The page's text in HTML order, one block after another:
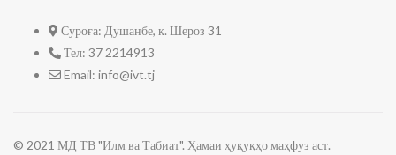
Суроға: Душанбе, к. Шероз 31
Тел: 37 2214913
Email: info@ivt.tj
© 2021 МД ТВ "Илм ва Табиат". Ҳамаи ҳуқуқҳо маҳфуз аст.